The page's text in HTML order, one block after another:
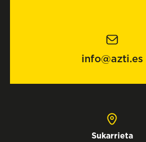
info@azti.es
Sukarrieta